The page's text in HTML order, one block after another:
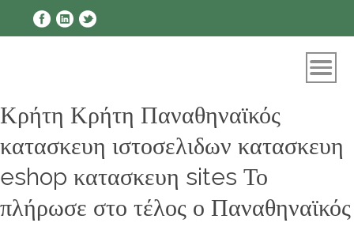
Κρήτη Κρήτη Παναθηναϊκός
κατασκευη ιστοσελιδων κατασκευη
eshop κατασκευη sites Το
πλήρωσε στο τέλος ο Παναθηναϊκός